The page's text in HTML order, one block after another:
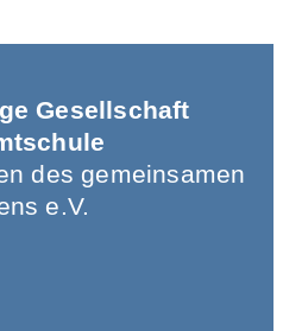
Gesellschaft
des gemeinsamen
e.V.